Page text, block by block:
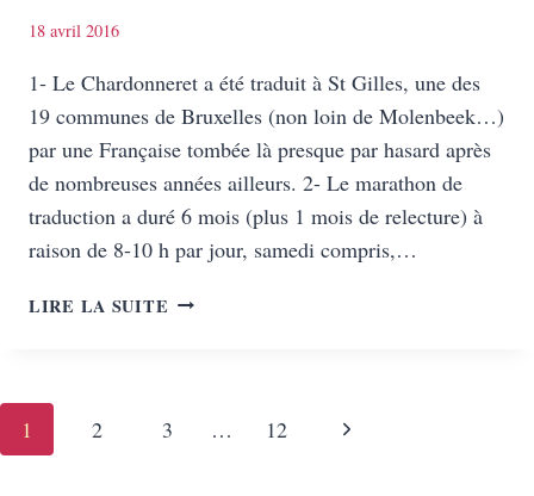
18 avril 2016
1- Le Chardonneret a été traduit à St Gilles, une des
19 communes de Bruxelles (non loin de Molenbeek…)
par une Française tombée là presque par hasard après
de nombreuses années ailleurs. 2- Le marathon de
traduction a duré 6 mois (plus 1 mois de relecture) à
raison de 8-10 h par jour, samedi compris,…
LIRE LA SUITE 10
CHARDONNERET
Navigation
1 2 3 … 12
Page